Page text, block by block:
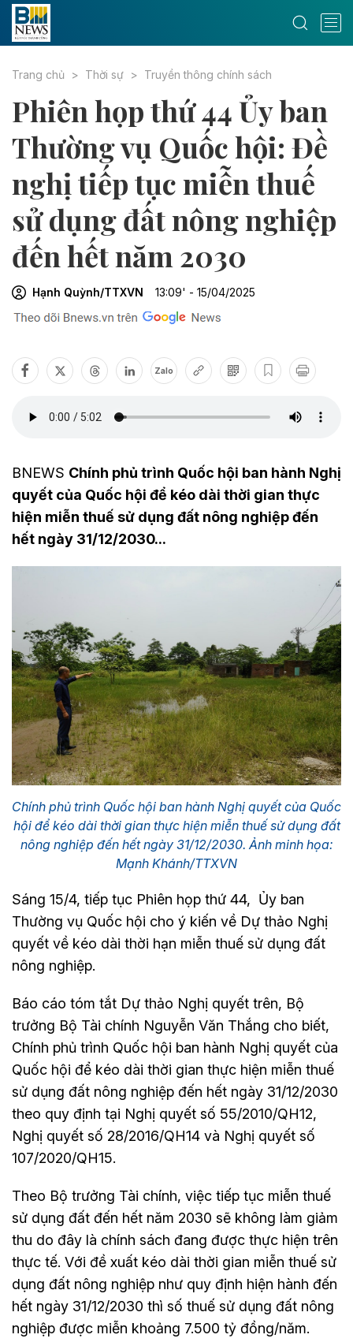
Trang chủ Thời sự Truyền thông chính sách
Phiên họp thứ 44 Ủy ban
Thường vụ Quốc hội: Đề
nghị tiếp tục miễn thuế
sử dụng đất nông nghiệp
đến hết năm 2030
Hạnh Quỳnh/TTXVN 13:09' - 15/04/2025
Zalo
BNEWS Chính phủ trình Quốc hội ban hành Nghị
quyết của Quốc hội để kéo dài thời gian thực
hiện miễn thuế sử dụng đất nông nghiệp đến
hết ngày 31/12/2030...
Chính phủ trình Quốc hội ban hành Nghị quyết của Quốc
hội để kéo dài thời gian thực hiện miễn thuế sử dụng đất
nông nghiệp đến hết ngày 31/12/2030. Ảnh minh họa:
Mạnh Khánh/TTXVN
Sáng 15/4, tiếp tục Phiên họp thứ 44, Ủy ban
Thường vụ Quốc hội cho ý kiến về Dự thảo Nghị
quyết về kéo dài thời hạn miễn thuế sử dụng đất
nông nghiệp.
Báo cáo tóm tắt Dự thảo Nghị quyết trên, Bộ
trưởng Bộ Tài chính Nguyễn Văn Thắng cho biết,
Chính phủ trình Quốc hội ban hành Nghị quyết của
Quốc hội để kéo dài thời gian thực hiện miễn thuế
sử dụng đất nông nghiệp đến hết ngày 31/12/2030
theo quy định tại Nghị quyết số 55/2010/QH12,
Nghị quyết số 28/2016/QH14 và Nghị quyết số
107/2020/QH15.
Theo Bộ trưởng Tài chính, việc tiếp tục miễn thuế
sử dụng đất đến hết năm 2030 sẽ không làm giảm
thu do đây là chính sách đang được thực hiện trên
thực tế. Với đề xuất kéo dài thời gian miễn thuế sử
dụng đất nông nghiệp như quy định hiện hành đến
hết ngày 31/12/2030 thì số thuế sử dụng đất nông
nghiệp được miễn khoảng 7.500 tỷ đồng/năm.